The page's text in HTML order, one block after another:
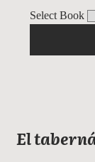
Select Book
Éxodo
El